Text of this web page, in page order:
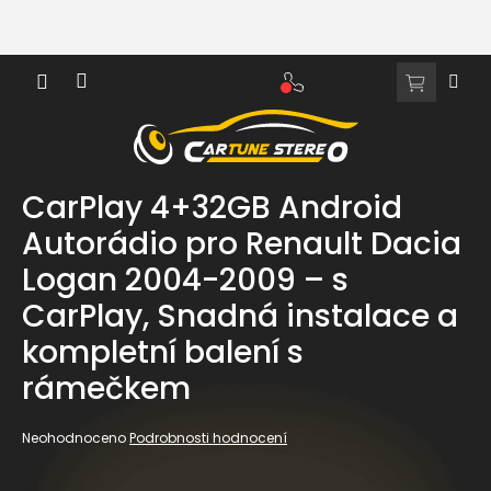
obsah
NÁKUPNÍ
CarPlay 4+32GB Android
Autorádio pro Renault Dacia
Logan 2004-2009 – s
CarPlay, Snadná instalace a
kompletní balení s
rámečkem
Průměrné
NeohodnocenoPodrobnosti hodnocení